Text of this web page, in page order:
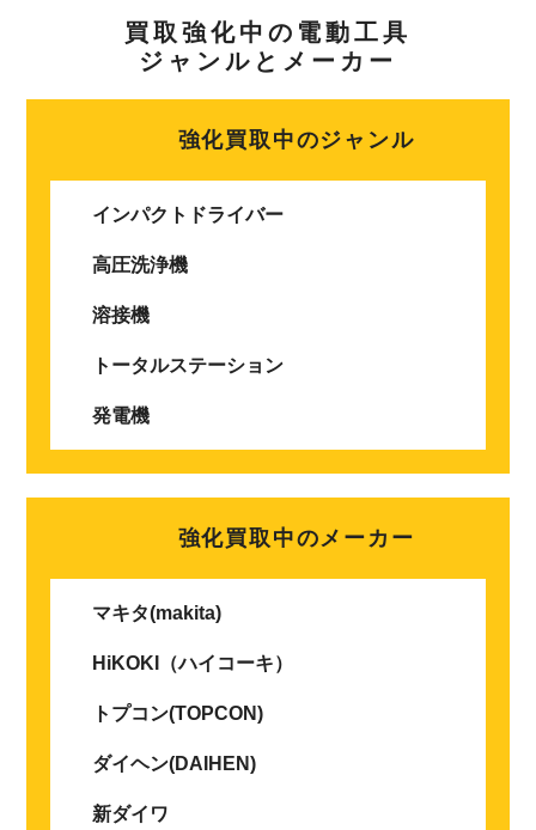
買取強化中の電動工具
ジャンルとメーカー
強化買取中のジャンル
インパクトドライバー
高圧洗浄機
溶接機
トータルステーション
発電機
強化買取中のメーカー
マキタ(makita)
HiKOKI（ハイコーキ）
トプコン(TOPCON)
ダイヘン(DAIHEN)
新ダイワ